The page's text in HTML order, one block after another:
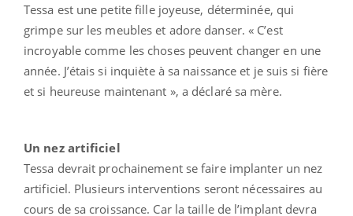
Tessa est une petite fille joyeuse, déterminée, qui
grimpe sur les meubles et adore danser. « C’est
incroyable comme les choses peuvent changer en une
année. J’étais si inquiète à sa naissance et je suis si fière
et si heureuse maintenant », a déclaré sa mère.
Un nez artificiel
Tessa devrait prochainement se faire implanter un nez
artificiel. Plusieurs interventions seront nécessaires au
cours de sa croissance. Car la taille de l’implant devra